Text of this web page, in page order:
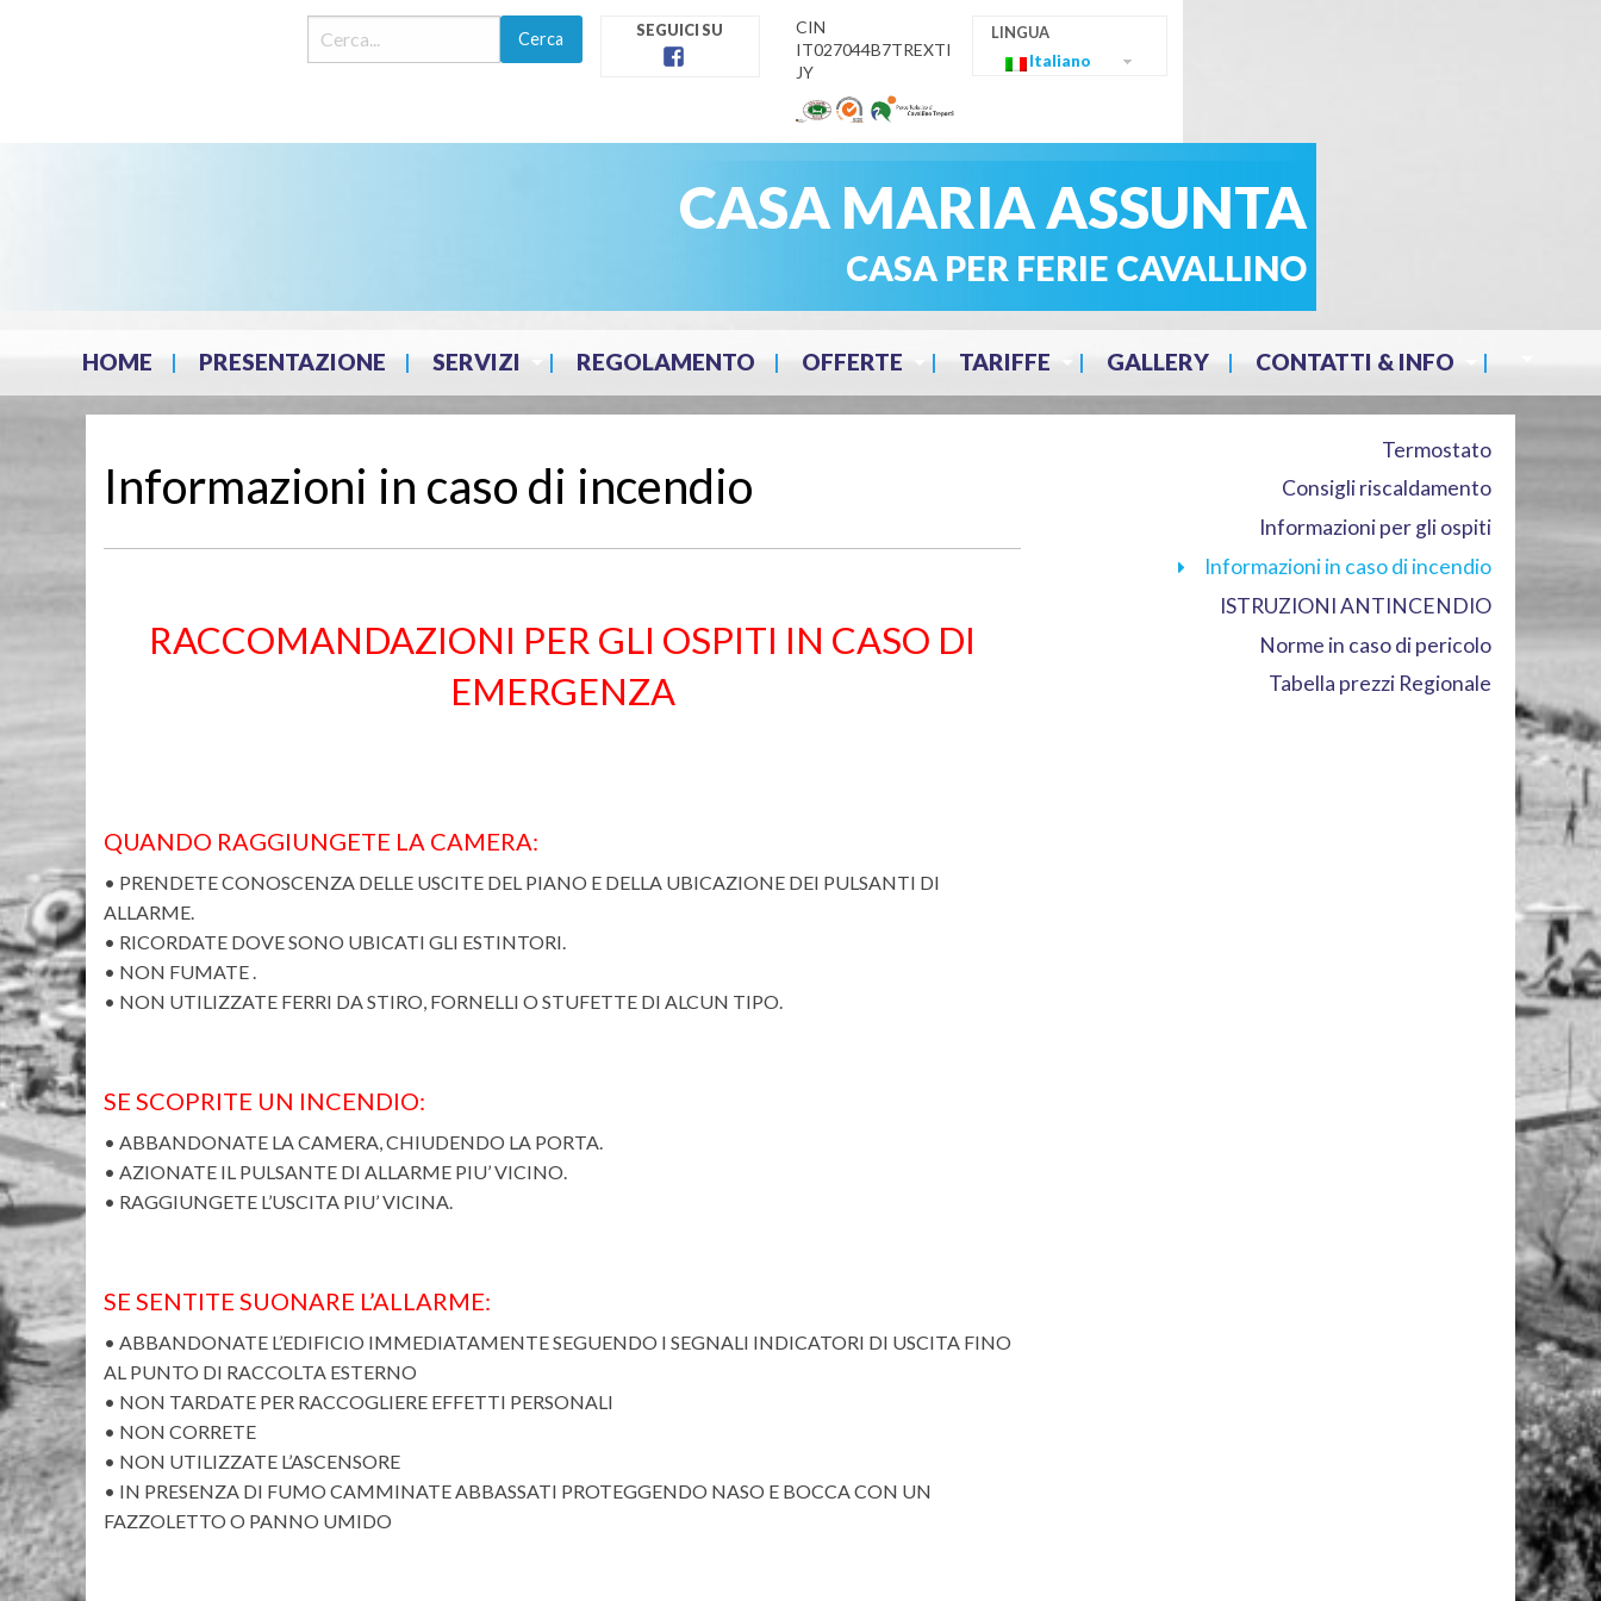
facebook
CIN
IT027044B7TREXTI
JY
Italiano
CASA MARIA ASSUNTA
CASA PER FERIE CAVALLINO
content
HOME PRESENTAZIONE SERVIZI REGOLAMENTO OFFERTE TARIFFE GALLERY CONTATTI & INFO
Informazioni in caso di incendio
RACCOMANDAZIONI PER GLI OSPITI IN CASO DI
EMERGENZA
QUANDO RAGGIUNGETE LA CAMERA:
• PRENDETE CONOSCENZA DELLE USCITE DEL PIANO E DELLA UBICAZIONE DEI PULSANTI DI
ALLARME.
• RICORDATE DOVE SONO UBICATI GLI ESTINTORI.
• NON FUMATE .
• NON UTILIZZATE FERRI DA STIRO, FORNELLI O STUFETTE DI ALCUN TIPO.
SE SCOPRITE UN INCENDIO:
• ABBANDONATE LA CAMERA, CHIUDENDO LA PORTA.
• AZIONATE IL PULSANTE DI ALLARME PIU’ VICINO.
• RAGGIUNGETE L’USCITA PIU’ VICINA.
SE SENTITE SUONARE L’ALLARME:
• ABBANDONATE L’EDIFICIO IMMEDIATAMENTE SEGUENDO I SEGNALI INDICATORI DI USCITA FINO
AL PUNTO DI RACCOLTA ESTERNO
• NON TARDATE PER RACCOGLIERE EFFETTI PERSONALI
• NON CORRETE
• NON UTILIZZATE L’ASCENSORE
• IN PRESENZA DI FUMO CAMMINATE ABBASSATI PROTEGGENDO NASO E BOCCA CON UN
FAZZOLETTO O PANNO UMIDO
Termostato
Consigli riscaldamento
Informazioni per gli ospiti
Informazioni in caso di incendio
ISTRUZIONI ANTINCENDIO
Norme in caso di pericolo
Tabella prezzi Regionale